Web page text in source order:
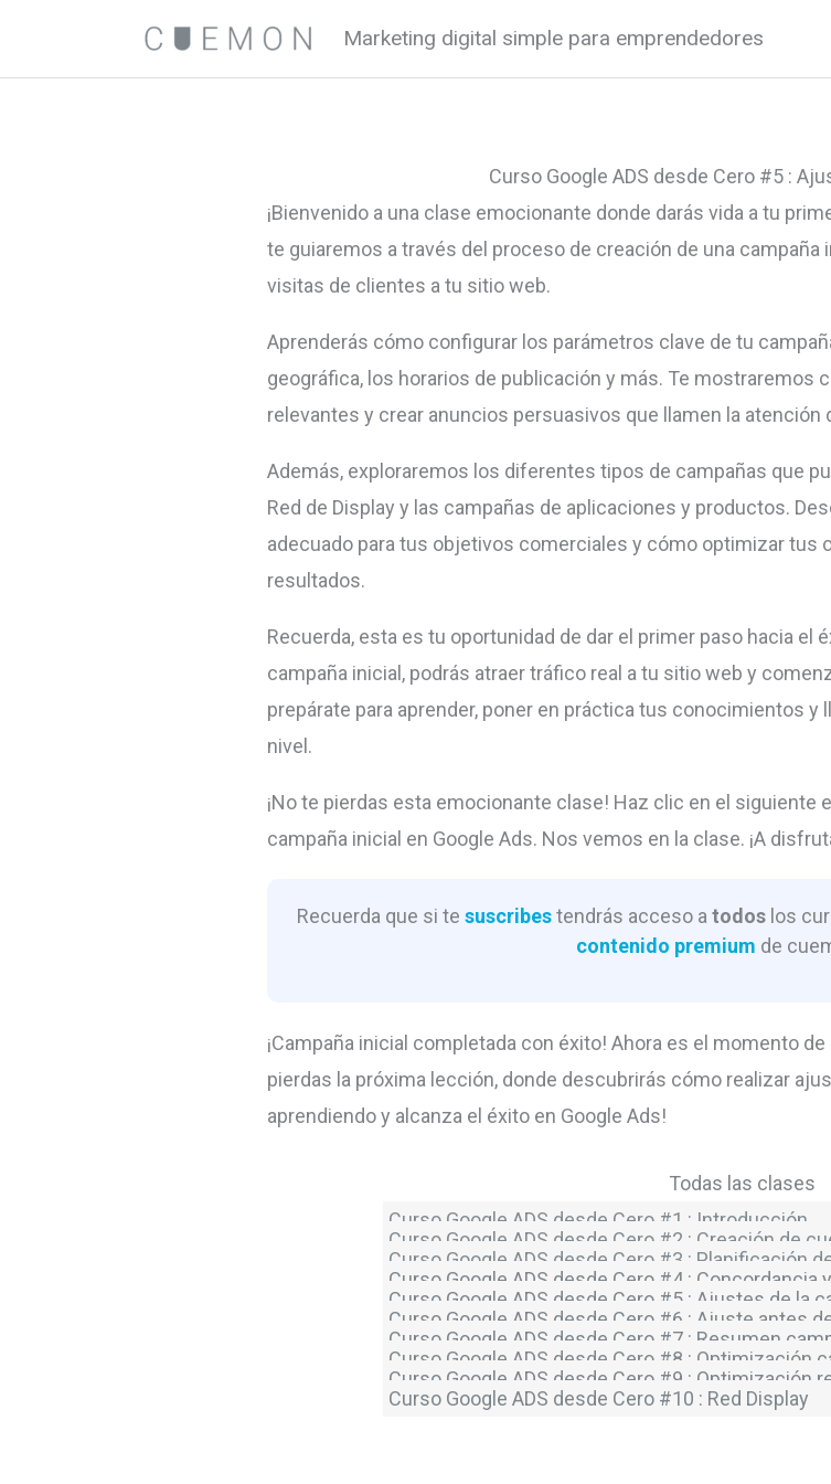
Marketing digital simple para emprendedores
Curso Google ADS desde Cero #5 :
¡Bienvenido a una clase emocionante donde darás vida a tu
te guiaremos a través del proceso de creación de una
visitas de clientes a tu sitio web.
Aprenderás cómo configurar los parámetros clave de tu
geográfica, los horarios de publicación y más. Te mostraremos
relevantes y crear anuncios persuasivos que llamen la atención
Además, exploraremos los diferentes tipos de campañas que
Red de Display y las campañas de aplicaciones y productos.
adecuado para tus objetivos comerciales y cómo optimizar tus
resultados.
Recuerda, esta es tu oportunidad de dar el primer paso hacia el
campaña inicial, podrás atraer tráfico real a tu sitio web y
prepárate para aprender, poner en práctica tus conocimientos
nivel.
¡No te pierdas esta emocionante clase! Haz clic en el
campaña inicial en Google Ads. Nos vemos en la clase. ¡A
Recuerda que si te suscribestendrás acceso a todoslos
contenido premium de
¡Campaña inicial completada con éxito! Ahora es el momento
pierdas la próxima lección, donde descubrirás cómo realizar
aprendiendo y alcanza el éxito en Google Ads!
Todas las clases
Curso Google ADS desde Cero #1 : Introducción
Curso Google ADS desde Cero #2 : Creación de
Curso Google ADS desde Cero #3 : Planificación
Curso Google ADS desde Cero #4 : Concordancia
Curso Google ADS desde Cero #5 : Ajustes de la
Curso Google ADS desde Cero #6 : Ajuste antes
Curso Google ADS desde Cero #7 : Resumen
Curso Google ADS desde Cero #8 : Optimización
Curso Google ADS desde Cero #9 : Optimización
Curso Google ADS desde Cero #10 : Red Display